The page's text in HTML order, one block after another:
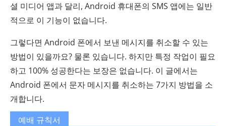
셜 미디어 앱과 달리, Android 휴대폰의 SMS 앱에는 일반
적으로 이 기능이 없습니다.
그렇다면 Android 폰에서 보낸 메시지를 취소할 수 있는
방법이 있을까요? 물론 있습니다. 하지만 특정 작업이 필요
하고 100% 성공한다는 보장은 없습니다. 이 글에서는
Android 폰에서 문자 메시지를 취소하는 7가지 방법을 소
개합니다.
예배 규칙서